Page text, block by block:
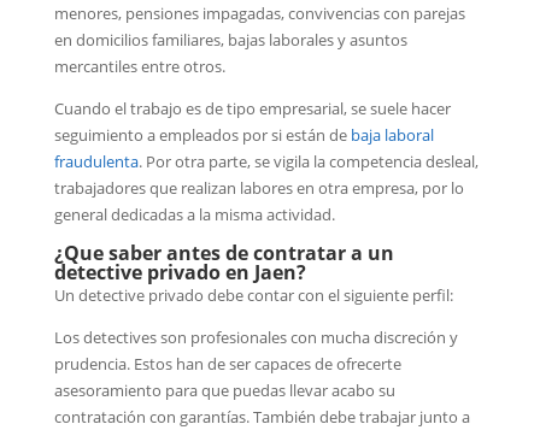
menores, pensiones impagadas, convivencias con parejas
en domicilios familiares, bajas laborales y asuntos
mercantiles entre otros.
Cuando el trabajo es de tipo empresarial, se suele hacer
seguimiento a empleados por si están de baja laboral
fraudulenta. Por otra parte, se vigila la competencia desleal,
trabajadores que realizan labores en otra empresa, por lo
general dedicadas a la misma actividad.
¿Que saber antes de contratar a un
detective privado en Jaen?
Un detective privado debe contar con el siguiente perfil:
Los detectives son profesionales con mucha discreción y
prudencia. Estos han de ser capaces de ofrecerte
asesoramiento para que puedas llevar acabo su
contratación con garantías. También debe trabajar junto a